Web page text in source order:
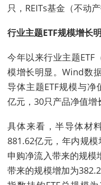
只，REITs基金（不动
行业主题ETF规模增长
今年以来行业主题ETF
模增长明显。Wind数
导体主题ETF规模与
亿元，30只产品净值增
具体来看，半导体材
881.62亿元，年内规
申购净流入带来的规模
带来的规模增加为